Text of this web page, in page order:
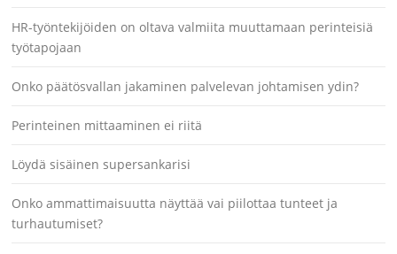
HR-työntekijöiden on oltava valmiita muuttamaan perinteisiä
työtapojaan
Onko päätösvallan jakaminen palvelevan johtamisen ydin?
Perinteinen mittaaminen ei riitä
Löydä sisäinen supersankarisi
Onko ammattimaisuutta näyttää vai piilottaa tunteet ja
turhautumiset?